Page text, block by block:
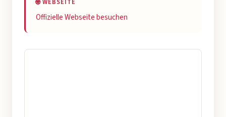
🌐 WEBSEITE
Offizielle Webseite besuchen